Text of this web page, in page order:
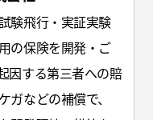
験飛行・実証実験
の保険を開発・ご
因する第三者への賠
などの補償で、